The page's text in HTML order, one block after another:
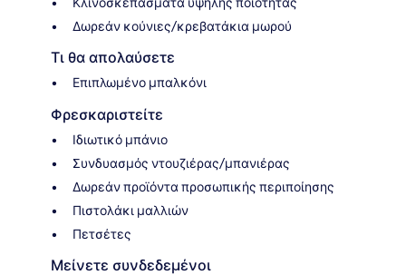
Δωρεάν κούνιες/κρεβατάκια μωρού
Τι θα απολαύσετε
Επιπλωμένο μπαλκόνι
Φρεσκαριστείτε
Ιδιωτικό μπάνιο
Συνδυασμός ντουζιέρας/μπανιέρας
Δωρεάν προϊόντα προσωπικής περιποίησης
Πιστολάκι μαλλιών
Πετσέτες
Μείνετε συνδεδεμένοι